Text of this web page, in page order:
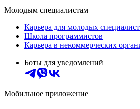
Молодым специалистам
Карьера для молодых
Школа программистов
Карьера в некоммерческих
Боты для уведомлений
Мобильное приложение